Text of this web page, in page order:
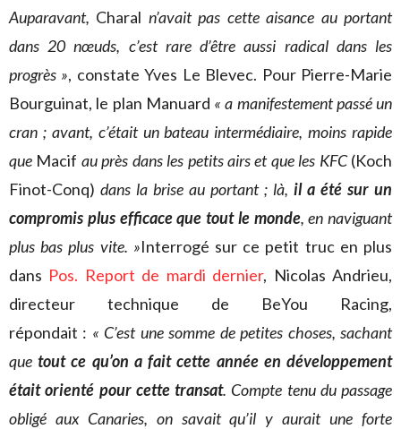
Auparavant, Charal n’avait pas cette aisance au portant
dans 20 nœuds, c’est rare d’être aussi radical dans les
progrès », constate Yves Le Blevec. Pour Pierre-Marie
Bourguinat, le plan Manuard « a manifestement passé un
cran ; avant, c’était un bateau intermédiaire, moins rapide
que Macif au près dans les petits airs et que les KFC(Koch
Finot-Conq) dans la brise au portant ; là, il a été sur un
compromis plus efficace que tout le monde, en naviguant
plus bas plus vite. »Interrogé sur ce petit truc en plus
dans Pos. Report de mardi dernier, Nicolas Andrieu,
directeur technique de BeYou Racing,
répondait : « C’est une somme de petites choses, sachant
quetout ce qu’on a fait cette année en développement
était orienté pour cette transat. Compte tenu du passage
obligé aux Canaries, on savait qu’il y aurait une forte